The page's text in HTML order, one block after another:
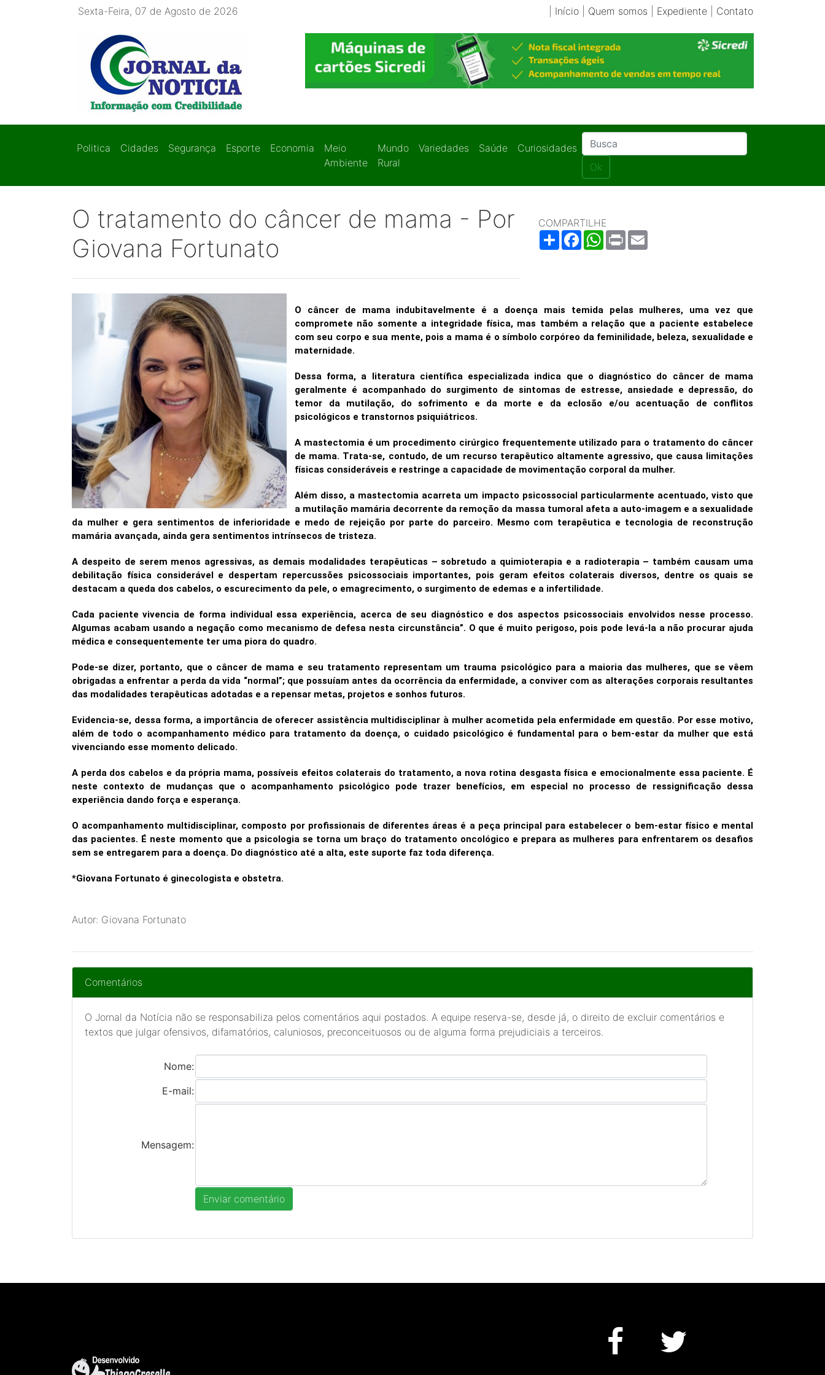
Sexta-Feira, 07 de Agosto de 2026 Início| Quem somos Expediente| Contato
Politica Cidades Segurança Esporte Economia
Meio
Ambiente
Mundo
Rural
Variedades Saúde
Curiosidades
Ok
O tratamento do câncer de mama - Por
Giovana Fortunato
COMPARTILHE
ShareFacebookWhatsApp
Print
O câncer de mama indubitavelmente é a doença mais temida pelas mulheres, uma vez que
compromete não somente a integridade física, mas também a relação que a paciente estabelece
com seu corpo e sua mente, pois a mama é o símbolo corpóreo da feminilidade, beleza, sexualidade e
maternidade.
Dessa forma, a literatura científica especializada indica que o diagnóstico do câncer de mama
geralmente é acompanhado do surgimento de sintomas de estresse, ansiedade e depressão, do
temor da mutilação, do sofrimento e da morte e da eclosão e/ou acentuação de conflitos
psicológicos e transtornos psiquiátricos.
A mastectomia é um procedimento cirúrgico frequentemente utilizado para o tratamento do câncer
de mama. Trata-se, contudo, de um recurso terapêutico altamente agressivo, que causa limitações
físicas consideráveis e restringe a capacidade de movimentação corporal da mulher.
Além disso, a mastectomia acarreta um impacto psicossocial particularmente acentuado, visto que
a mutilação mamária decorrente da remoção da massa tumoral afeta a auto-imagem e a sexualidade
da mulher e gera sentimentos de inferioridade e medo de rejeição por parte do parceiro. Mesmo com terapêutica e tecnologia de reconstrução
mamária avançada, ainda gera sentimentos intrínsecos de tristeza.
A despeito de serem menos agressivas, as demais modalidades terapêuticas – sobretudo a quimioterapia e a radioterapia – também causam uma
debilitação física considerável e despertam repercussões psicossociais importantes, pois geram efeitos colaterais diversos, dentre os quais se
destacam a queda dos cabelos, o escurecimento da pele, o emagrecimento, o surgimento de edemas e a infertilidade.
Cada paciente vivencia de forma individual essa experiência, acerca de seu diagnóstico e dos aspectos psicossociais envolvidos nesse processo.
Algumas acabam usando a negação como mecanismo de defesa nesta circunstância”. O que é muito perigoso, pois pode levá-la a não procurar ajuda
médica e consequentemente ter uma piora do quadro.
Pode-se dizer, portanto, que o câncer de mama e seu tratamento representam um trauma psicológico para a maioria das mulheres, que se vêem
obrigadas a enfrentar a perda da vida “normal”; que possuíam antes da ocorrência da enfermidade, a conviver com as alterações corporais resultantes
das modalidades terapêuticas adotadas e a repensar metas, projetos e sonhos futuros.
Evidencia-se, dessa forma, a importância de oferecer assistência multidisciplinar à mulher acometida pela enfermidade em questão. Por esse motivo,
além de todo o acompanhamento médico para tratamento da doença, o cuidado psicológico é fundamental para o bem-estar da mulher que está
vivenciando esse momento delicado.
A perda dos cabelos e da própria mama, possíveis efeitos colaterais do tratamento, a nova rotina desgasta física e emocionalmente essa paciente. É
neste contexto de mudanças que o acompanhamento psicológico pode trazer benefícios, em especial no processo de ressignificação dessa
experiência dando força e esperança.
O acompanhamento multidisciplinar, composto por profissionais de diferentes áreas é a peça principal para estabelecer o bem-estar físico e mental
das pacientes. É neste momento que a psicologia se torna um braço do tratamento oncológico e prepara as mulheres para enfrentarem os desafios
sem se entregarem para a doença. Do diagnóstico até a alta, este suporte faz toda diferença.
*Giovana Fortunato é ginecologista e obstetra.
Autor: Giovana Fortunato
Comentários
O Jornal da Notícia não se responsabiliza pelos comentários aqui postados. A equipe reserva-se, desde já, o direito de excluir comentários e
textos que julgar ofensivos, difamatórios, caluniosos, preconceituosos ou de alguma forma prejudiciais a terceiros.
Nome:
E-mail:
Mensagem: